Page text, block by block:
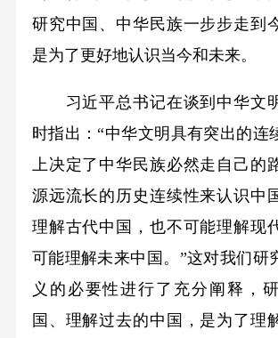
研究中国、中华民族一步步走到
是为了更好地认识当今和未来。
习近平总书记在谈到中华文
时指出：“中华文明具有突出的连
上决定了中华民族必然走自己的
源远流长的历史连续性来认识中
理解古代中国，也不可能理解现
可能理解未来中国。”这对我们研
义的必要性进行了充分阐释，
国、理解过去的中国，是为了理